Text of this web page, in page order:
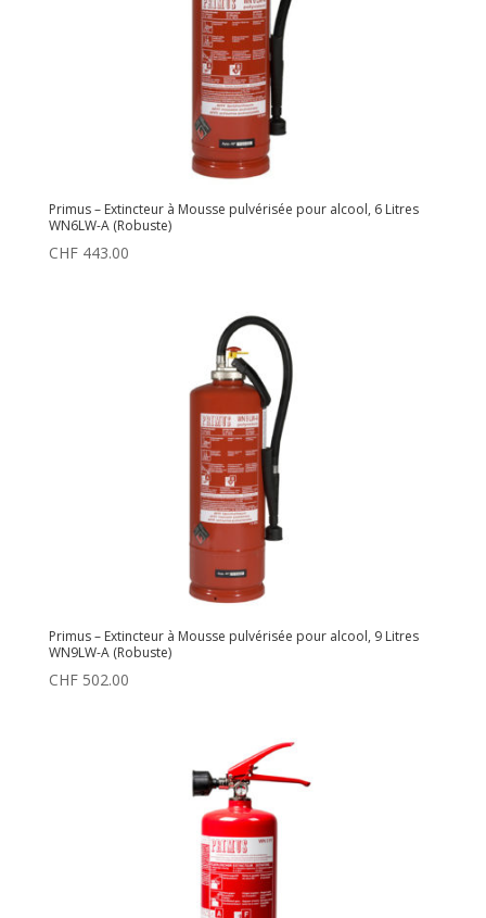
Primus – Extincteur à Mousse pulvérisée pour alcool, 6 Litres
WN6LW-A (Robuste)
CHF443.00
Primus – Extincteur à Mousse pulvérisée pour alcool, 9 Litres
WN9LW-A (Robuste)
CHF502.00